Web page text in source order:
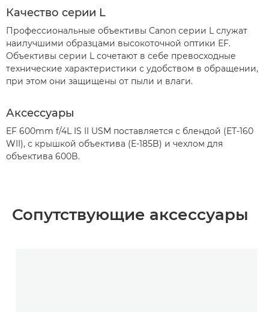
Качество серии L
Профессиональные объективы Canon серии L служат
наилучшими образцами высокоточной оптики EF.
Объективы серии L сочетают в себе превосходные
технические характеристики с удобством в обращении,
при этом они защищены от пыли и влаги.
Аксессуары
EF 600mm f/4L IS II USM поставляется с блендой (ET-160
WII), с крышкой объектива (E-185B) и чехлом для
объектива 600B.
Сопутствующие аксессуары